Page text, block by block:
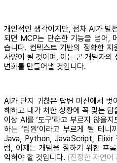
개인적인 생각이지만, 점차 AI가 발
되면 MCP는 단순한 기능을 넘어,
습니다. 컨텍스트 기반의 정확한
사양이 될 것이며, 이는 곧 개발자의
변화를 만들어낼 것입니다.
AI가 단지 귀찮은 답변 머신에서 벗
해하고 내가 처한 상황에 꼭 맞는
이상 AI를 ‘도구’라고 부르지 않을
하는 ‘팀원’이라고 부르게 될 테
Java, Python, JavaScript, Elixir
럼, 이제는 개발을 잘하기 위한 프
익혀야 할 것입니다. (진정한 자연어